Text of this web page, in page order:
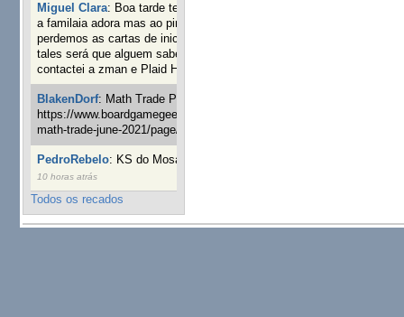
Miguel Clara: Boa tarde tenho jogo Mice and mistics que
a familaia adora mas ao pintarmos as miniaturas
perdemos as cartas de iniciaticva da expanção downood
tales será que alguem sabe onde adquirir as cartas já
contactei a zman e Plaid Hat e nada
BlakenDorf: Math Trade Portuguesa a decorrer. Aqui:
https://www.boardgamegeek.com/geeklist/286035/portugal-
math-trade-june-2021/page/1
PedroRebelo: KS do Mosaic em 10 minutos :)
10 horas atrás
Todos os recados